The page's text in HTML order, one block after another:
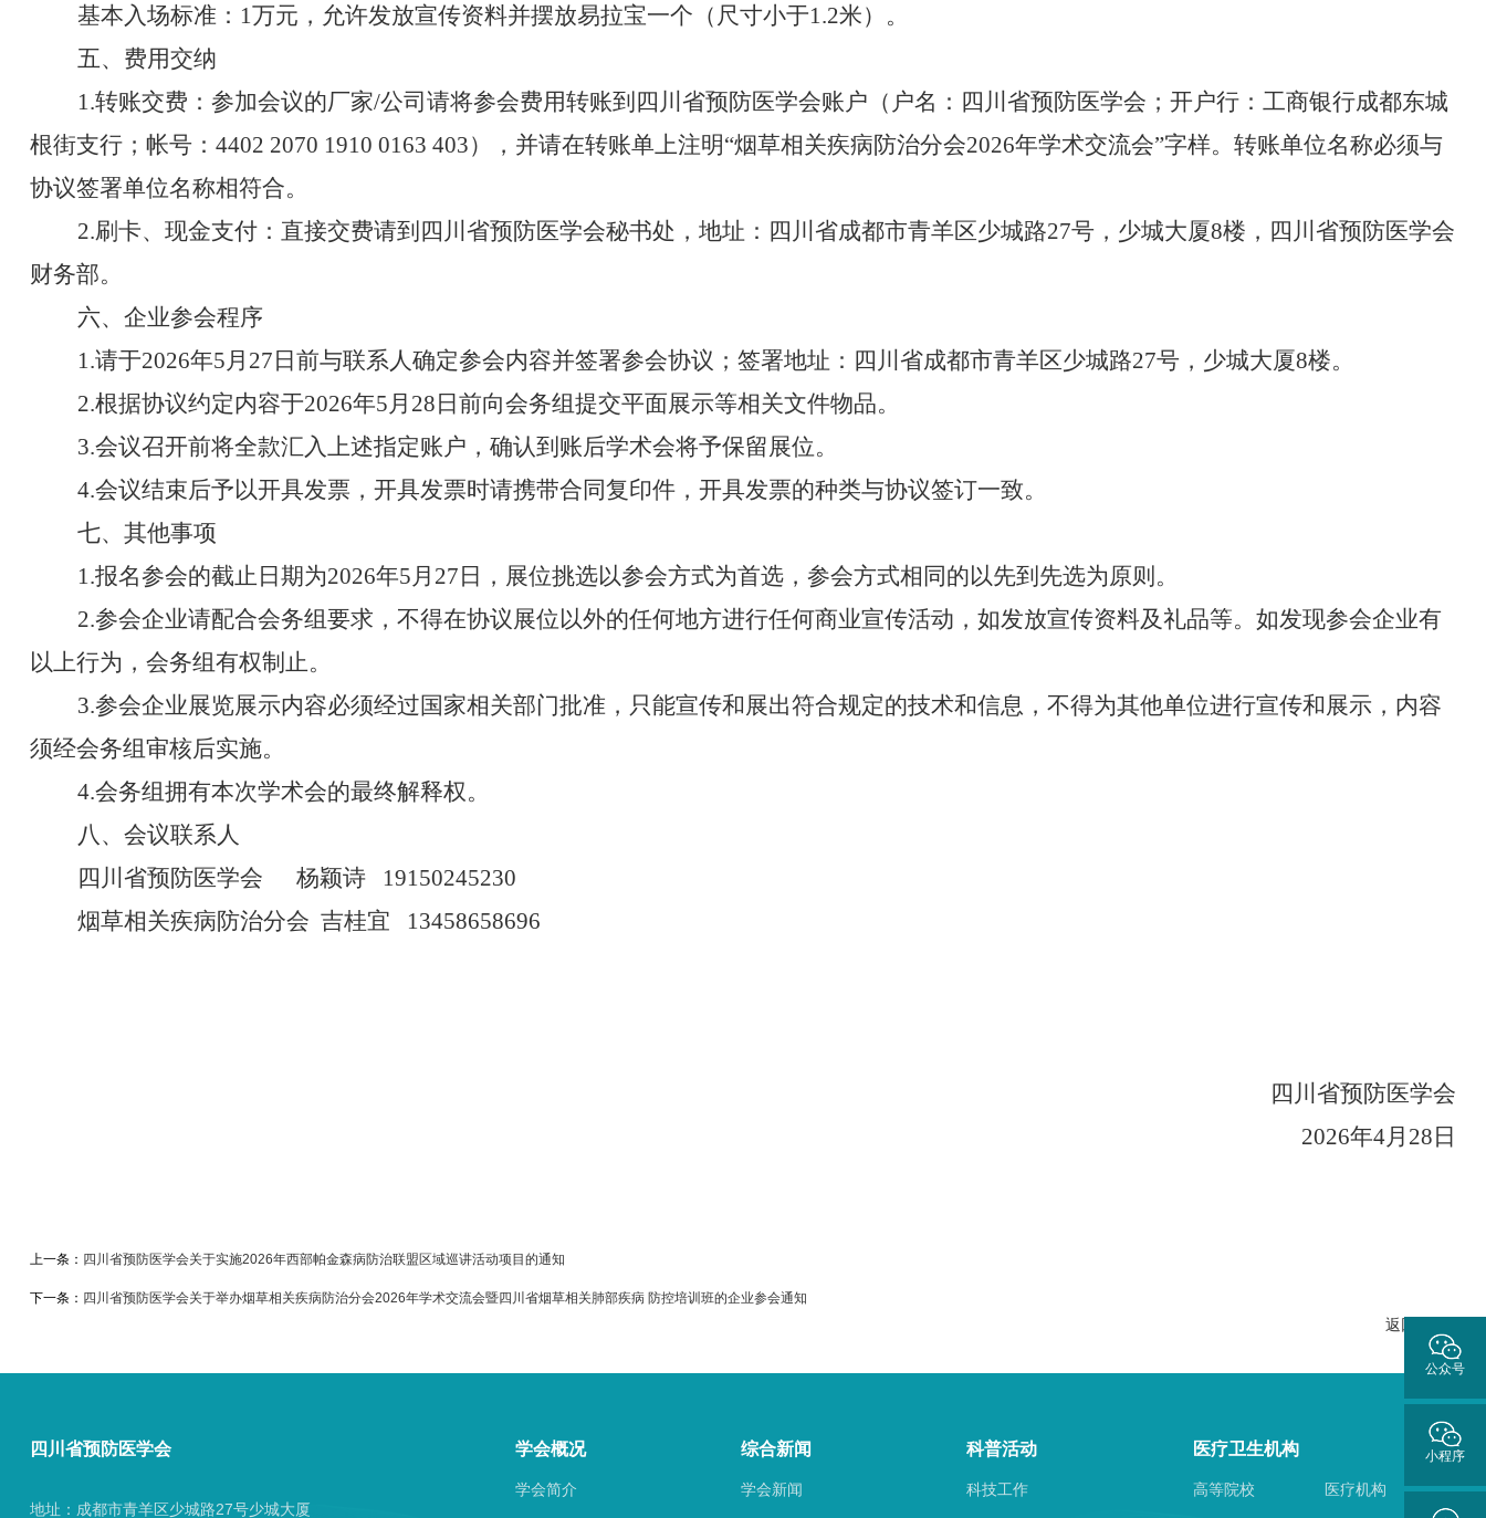
基本入场标准： 1万元，允许发放宣传资料并摆放易拉宝一个（尺寸小于1.2米） 。
五、费用交纳
1.转账交费：参加会议的厂家/公司请将参会费用转账到四川省预防医学会账户（户名：四川省预防医学会；开户行：工商银行成都东城
根街支行；帐号： 4402 2070 1910 0163 403），并请在转账单上注明“烟草相关疾病防治分会2026年学术交流会”字样。转账单位名称必须与
协议签署单位名称相符合。
2.刷卡、现金支付：直接交费请到四川省预防医学会秘书处，地址：四川省成都市青羊区少城路27号，少城大厦8楼，四川省预防医学会
财务部。
六、企业参会程序
1.请于2026年5月 27 日前与联系人确定参会内容并签署参会协议；签署地址：四川省成都市青羊区少城路27号，少城大厦8楼。
2.根据协议约定内容于2026年5月 28 日前向会务组提交平面展示等相关文件物品。
3.会议召开前将全款汇入上述指定账户，确认到账后学术会将予保留展位。
4.会议结束后予以开具发票，开具发票时请携带合同复印件，开具发票的种类与协议签订一致。
七、其他事项
1.报名参会的截止日期为2026年5月 27 日，展位挑选以参会方式为首选，参会方式相同的以先到先选为原则 。
2.参会企业请配合会务组要求，不得在协议展位以外的任何地方进行任何商业宣传活动，如发放宣传资料及礼品等。如发现参会企业有
以上行为，会务组有权制止。
3.参会企业展览展示内容必须经过国家相关部门批准， 只能宣传和展出符合规定的技术和信息 ，不得为其他单位进行宣传和展示，内容
须经会务组审核后实施。
4.会务组拥有本次学术会的最终解释权。
八、会议联系人
四川省预防医学会
杨颖诗 19150245230
烟草相关疾病防治分会 吉桂宜 13458658696
四川省预防医学会
2026年4月 28 日
上一条： 四川省预防医学会关于实施2026年西部帕金森病防治联盟区域巡讲活动项目的通知
下一条： 四川省预防医学会关于举办烟草相关疾病防治分会2026年学术交流会暨四川省烟草相关肺部疾病 防控培训班的企业参会通知
返回列表
四川省预防医学会
地址：成都市青羊区少城路27号少城大厦
学会概况
学会简介
综合新闻
学会新闻
科普活动
科技工作
医疗卫生机构
高等院校 医疗机构
公众号
小程序